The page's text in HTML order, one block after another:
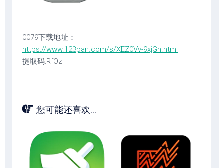
0079下载地址：
https://www.123pan.com/s/XEZ0Vv-9xjGh.html
提取码:RfOz
您可能还喜欢...